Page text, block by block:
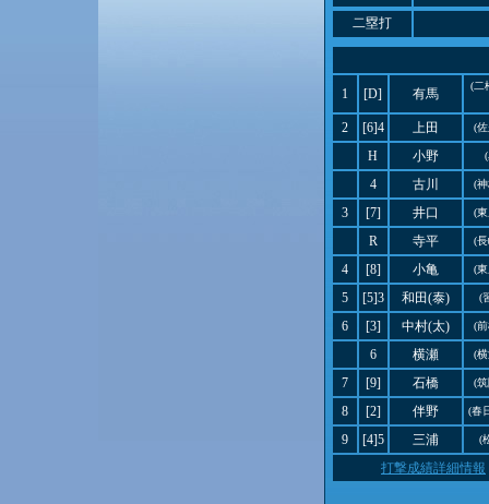
二塁打
1 [D] 有馬
(二
2 [6]4 上田 (
H 小野
4 古川 (
3 [7] 井口 (
R 寺平 (
4 [8] 小亀 (
5 [5]3 和田(泰) (
6 [3] 中村(太) (
6 横瀬 (
7 [9] 石橋 (
8 [2] 伴野 (春
9 [4]5 三浦 (
打撃成績詳細情報